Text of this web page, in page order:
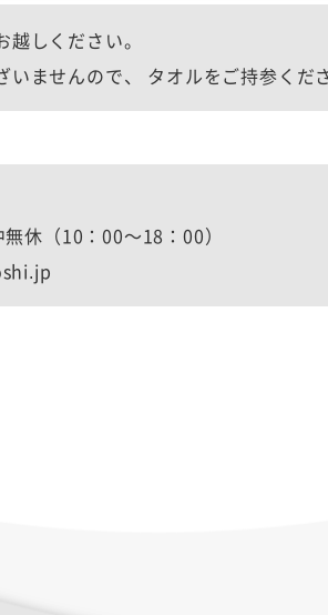
しください。
ませんので、 タオルをご持参くだ
休（10：00～18：00）